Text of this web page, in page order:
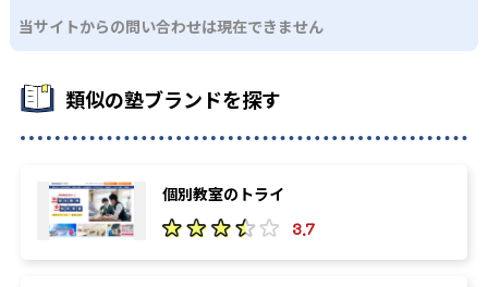
当サイトからの問い合わせは現在できません
類似の塾ブランドを探す
個別教室のトライ
3.7